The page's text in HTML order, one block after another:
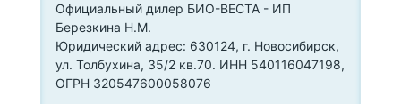
Официальный дилер БИО-ВЕСТА - ИП
Березкина Н.М.
Юридический адрес: 630124, г. Новосибирск,
ул. Толбухина, 35/2 кв.70. ИНН 540116047198,
ОГРН 320547600058076